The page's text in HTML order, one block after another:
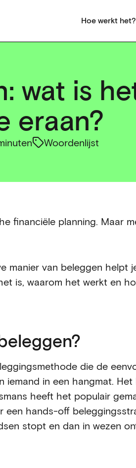
Hoe werkt het?
wat is
eraan?
Woordenlijst
financiële planning. Maar
manier van beleggen helpt
is, waarom het werkt en
die de
iemand in een hangmat.
heeft het populair
een hands-off
stopt en dan in wezen